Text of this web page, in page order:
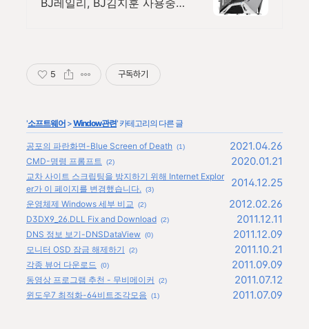
5 구독하기
'소프트웨어 >Window관련' 카테고리의 다른 글
공포의 파란화면-Blue Screen of Death (1) 2021.04.26
CMD-명령 프롬프트 (2) 2020.01.21
교차 사이트 스크립팅을 방지하기 위해 Internet Explor
er가 이 페이지를 변경했습니다.
(3)
2014.12.25
운영체제 Windows 세부 비교 (2) 2012.02.26
D3DX9_26.DLL Fix and Download (2) 2011.12.11
DNS 정보 보기-DNSDataView (0) 2011.12.09
모니터 OSD 잠금 해제하기 (2) 2011.10.21
각종 뷰어 다운로드 (0) 2011.09.09
동영상 프로그램 추천 - 무비메이커 (2) 2011.07.12
윈도우7 최적화-64비트조각모음 (1) 2011.07.09